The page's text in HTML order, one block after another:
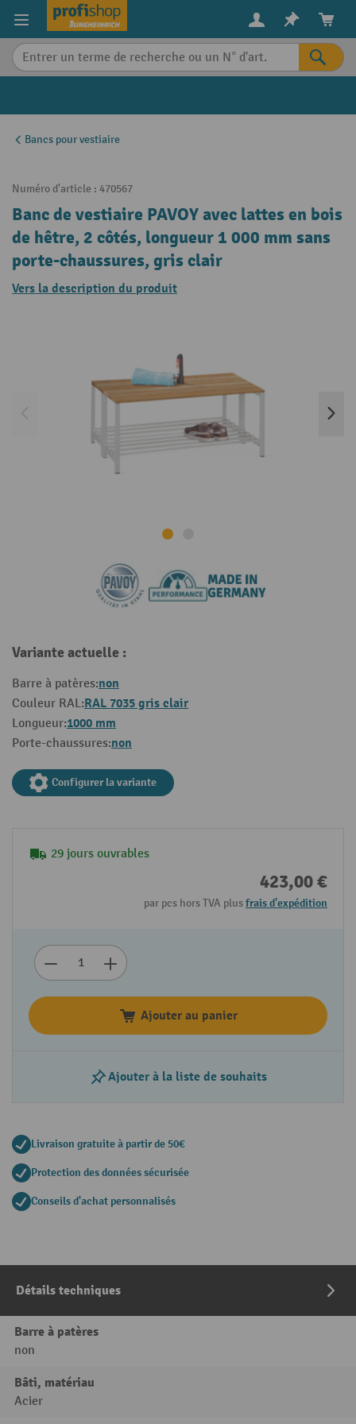
content
Bancs pour vestiaire
Numéro d'article : 470567
Banc de vestiaire PAVOY avec lattes en bois
de hêtre, 2 côtés, longueur 1 000 mm sans
porte-chaussures, gris clair
Vers la description du produit
Variante actuelle :
Barre à patères:non
Couleur RAL:RAL 7035 gris clair
Longueur:1000 mm
Porte-chaussures:non
Configurer la variante
29 jours ouvrables
423,00 €
par pcs hors TVA plusfrais d'expédition
Ajouter au panier
Ajouter à la liste de souhaits
Livraison gratuite à partir de 50€
Protection des données sécurisée
Conseils d'achat personnalisés
Détails techniques
Barre à patères
non
Bâti, matériau
Acier